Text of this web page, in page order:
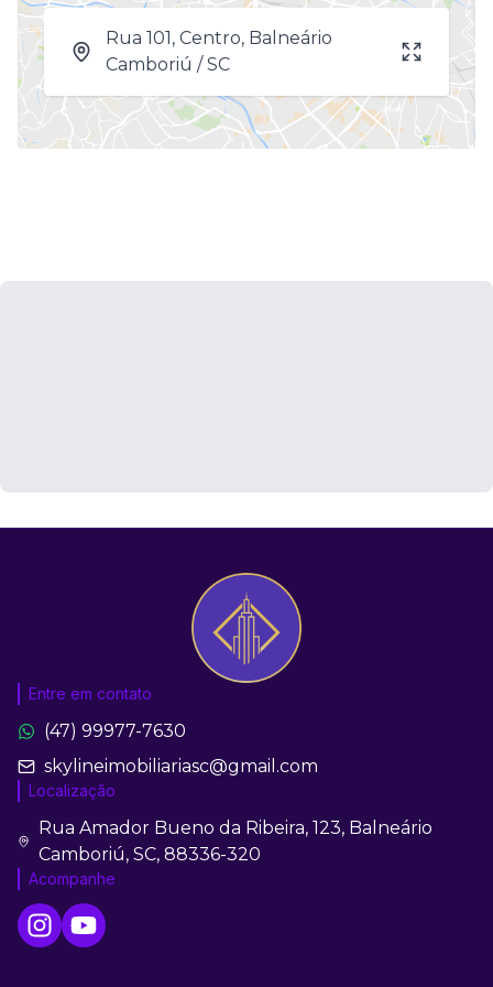
Rua 101, Centro, Balneário
Camboriú / SC
Entre em contato
(47) 99977-7630
skylineimobiliariasc@gmail.com
Localização
Rua Amador Bueno da Ribeira, 123, Balneário
Camboriú, SC, 88336-320
Acompanhe